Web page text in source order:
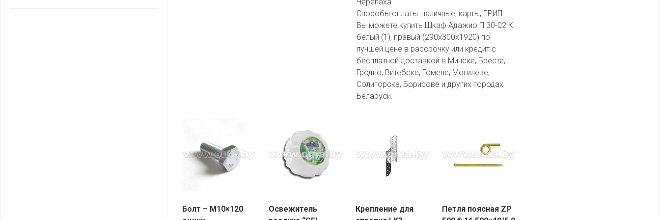
Способы оплаты: наличные, карты, ЕРИП
Вы можете купить Шкаф Адажио П 30-02 К
белый (1), правый (290х300х1920) по
лучшей цене в рассрочку или кредит с
бесплатной доставкой в Минске, Бресте,
Гродно, Витебске, Гомеле, Могилеве,
Солигорске, Борисове и других городах
Беларуси.
Болт – М10×120
Освежитель
Крепление для
Петля поясная ZP